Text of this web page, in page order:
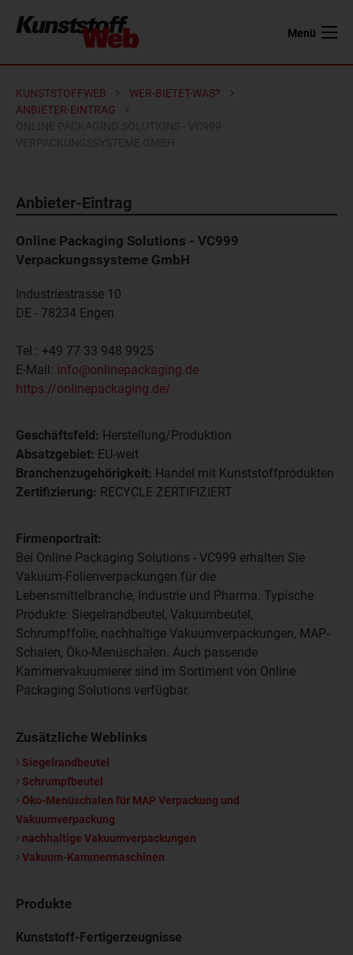
Menü
KUNSTSTOFFWEB
WER-BIETET-WAS?
ANBIETER-EINTRAG
Anbieter-Eintrag
Online Packaging Solutions - VC999
Verpackungssysteme GmbH
Industriestrasse 10
DE - 78234 Engen
Tel.: +49 77 33 948 9925
E-Mail: info@onlinepackaging.de
https://onlinepackaging.de/
Geschäftsfeld: Herstellung/Produktion
Absatzgebiet: EU-weit
Branchenzugehörigkeit: Handel mit Kunststoffprodukten
Zertifizierung: RECYCLE ZERTIFIZIERT
Firmenportrait:
Bei Online Packaging Solutions - VC999 erhalten Sie
Vakuum-Folienverpackungen für die
Lebensmittelbranche, Industrie und Pharma. Typische
Produkte: Siegelrandbeutel, Vakuumbeutel,
Schrumpffolie, nachhaltige Vakuumverpackungen, MAP-
Schalen, Öko-Menüschalen. Auch passende
Kammervakuumierer sind im Sortiment von Online
Packaging Solutions verfügbar.
Zusätzliche Weblinks
Siegelrandbeutel
Schrumpfbeutel
Öko-Menüschalen für MAP Verpackung und
Vakuumverpackung
nachhaltige Vakuumverpackungen
Vakuum-Kammermaschinen
Produkte
Kunststoff-Fertigerzeugnisse